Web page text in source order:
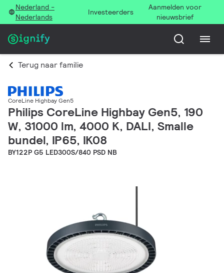
Nederland -
Nederlands
Investeerders
Aanmelden voor
nieuwsbrief
Terug naar familie
CoreLine Highbay Gen5
Philips CoreLine Highbay Gen5, 190
W, 31000 lm, 4000 K, DALI, Smalle
bundel, IP65, IK08
BY122P G5 LED300S/840 PSD NB